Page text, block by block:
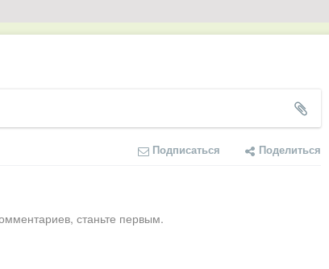
Подписаться Поделиться
станьте первым.